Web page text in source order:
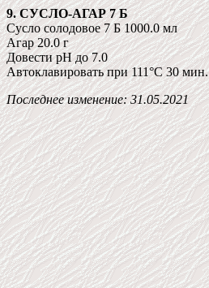
9. СУСЛО-АГАР 7 Б
Сусло солодовое 7 Б 1000.0 мл
Агар 20.0 г
Довести pH до 7.0
Автоклавировать при 111°C 30 мин.
Последнее изменение:31.05.2021